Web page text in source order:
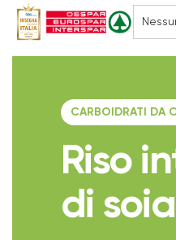
CARBOIDRATI DA
Riso
di soia